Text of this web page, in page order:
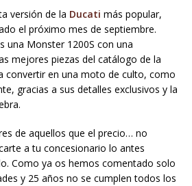
versión de la Ducati más popular,
el próximo mes de septiembre.
una Monster 1200S con una
mejores piezas del catálogo de la
convertir en una moto de culto, como
gracias a sus detalles exclusivos y la
de aquellos que el precio… no
a tu concesionario lo antes
Como ya os hemos comentado solo
y 25 años no se cumplen todos los